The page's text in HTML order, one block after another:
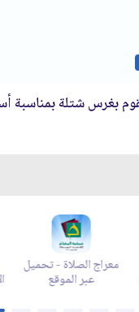
معراج الصلاة - تحميل
عبر الموقع